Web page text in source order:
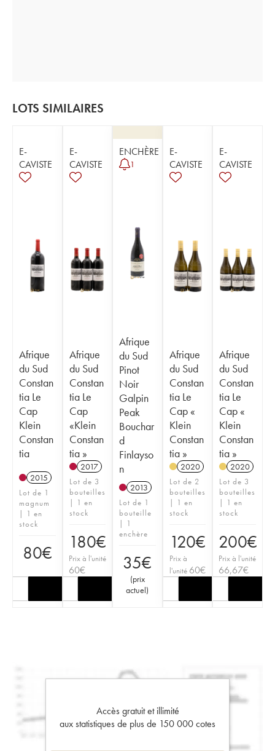
LOTS SIMILAIRES
E-
CAVISTE
Afrique
du Sud
Constan
tia Le
Cap
Klein
Constan
tia
2015
Lot de 1
magnum
| 1 en
stock
80€
E-
CAVISTE
Afrique
du Sud
Constan
tia Le
Cap
«Klein
Constan
tia »
2017
Lot de 3
bouteilles
| 1 en
stock
180€
Prix à l'unité
60€
ENCHÈRE
1
Afrique
du Sud
Pinot
Noir
Galpin
Peak
Bouchar
d
Finlayso
n
2013
Lot de 1
bouteille
| 1
enchère
35€
(prix
actuel)
E-
CAVISTE
Afrique
du Sud
Constan
tia Le
Cap «
Klein
Constan
tia »
2020
Lot de 2
bouteilles
| 1 en
stock
120€
Prix à
l'unité 60€
E-
CAVISTE
Afrique
du Sud
Constan
tia Le
Cap «
Klein
Constan
tia »
2020
Lot de 3
bouteilles
| 1 en
stock
200€
Prix à l'unité
66,67€
Accès gratuit et illimité
aux statistiques de plus de 150 000 cotes